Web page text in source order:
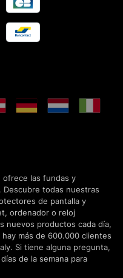
ofrece las fundas y
Descubre todas nuestras
de pantalla y
ordenador o reloj
nuevos productos cada día,
más de 600.000 clientes
Si tiene alguna pregunta,
de la semana para